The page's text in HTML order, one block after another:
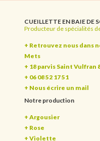
CUEILLETTE EN BAIE DE
Producteur de spécialités
+ Retrouvez nous dans
Mets
+ 18 parvis Saint Vulfran
+ 06 08 52 17 51
+ Nous écrire un mail
Notre production
+ Argousier
+ Rose
+ Violette